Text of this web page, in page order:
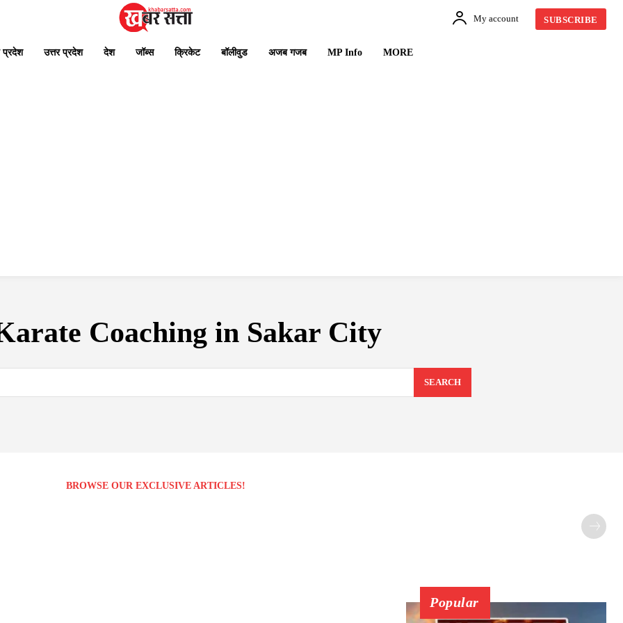
My account SUBSCRIBE
प्रदेश उत्तर प्रदेश देश जॉब्स क्रिकेट बॉलीवुड अजब गजब MP Info MORE
Coaching in Sakar City
SEARCH
BROWSE OUR EXCLUSIVE ARTICLES!
Popular